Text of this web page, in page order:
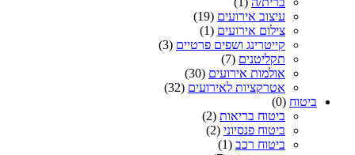
עיצוב אירועים (19)
צילום אירועים (1)
קייטרינג ושפים פרטיים (3)
תקליטנים (7)
אולמות אירועים (30)
אטרקציות לאירועים (32)
ביטוח (0)
ביטוח בריאות (2)
ביטוח פנסיוני (2)
ביטוח רכב (1)